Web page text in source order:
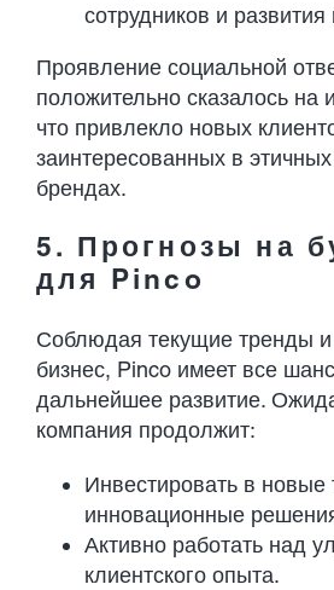
сотрудников и
Проявление социальной
положительно сказалось на
что привлекло новых
заинтересованных в
брендах.
5. Прогнозы на
для Pinco
Соблюдая текущие тренды и
бизнес, Pinco имеет все
дальнейшее развитие.
компания продолжит:
Инвестировать в новые
инновационные
Активно работать над
клиентского опыта.